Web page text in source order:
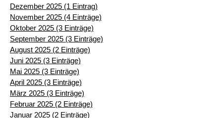
Dezember 2025 (1 Eintrag)
November 2025 (4 Einträge)
Oktober 2025 (3 Einträge)
September 2025 (3 Einträge)
August 2025 (2 Einträge)
Juni 2025 (3 Einträge)
Mai 2025 (3 Einträge)
April 2025 (3 Einträge)
März 2025 (3 Einträge)
Februar 2025 (2 Einträge)
Januar 2025 (2 Einträge)